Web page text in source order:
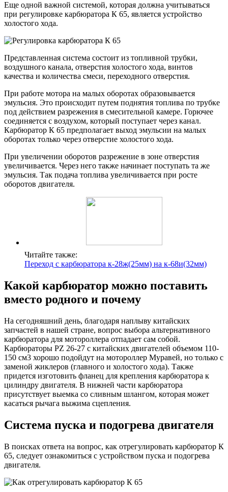
Еще одной важной системой, которая должна учитываться
при регулировке карбюратора К 65, является устройство
холостого хода.
Представленная система состоит из топливной трубки,
воздушного канала, отверстия холостого хода, винтов
качества и количества смеси, переходного отверстия.
При работе мотора на малых оборотах образовывается
эмульсия. Это происходит путем поднятия топлива по трубке
под действием разрежения в смесительной камере. Горючее
соединяется с воздухом, который поступает через канал.
Карбюратор К 65 предполагает выход эмульсии на малых
оборотах только через отверстие холостого хода.
При увеличении оборотов разрежение в зоне отверстия
увеличивается. Через него также начинает поступать та же
эмульсия. Так подача топлива увеличивается при росте
оборотов двигателя.
Читайте также:
Переход с карбюратора к-28ж(25мм) на к-68и(32мм)
Какой карбюратор можно поставить
вместо родного и почему
На сегодняшний день, благодаря наплыву китайских
запчастей в нашей стране, вопрос выбора альтернативного
карбюратора для мотороллера отпадает сам собой.
Карбюраторы PZ 26-27 с китайских двигателей объемом 110-
150 см3 хорошо подойдут на мотороллер Муравей, но только с
заменой жиклеров (главного и холостого хода). Также
придется изготовить фланец для крепления карбюратора к
цилиндру двигателя. В нижней части карбюратора
присутствует выемка со сливным шлангом, которая может
касаться рычага выжима сцепления.
Система пуска и подогрева двигателя
В поисках ответа на вопрос, как отрегулировать карбюратор К
65, следует ознакомиться с устройством пуска и подогрева
двигателя.